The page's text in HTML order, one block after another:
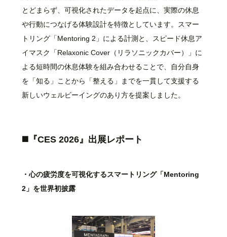
とどまらず、可視化されたデータを起点に、実際の休息
や行動につなげる体験設計を特徴としています。スマー
トリング「Mentoring 2」による計測と、スピード休息ア
イマスク「Relaxonic Cover（リラソニックカバー）」に
よる短時間の休息体験を組み合わせることで、自分自身
を「知る」ことから「整える」までを一貫して支援する
新しいウェルビーイングのあり方を提案しました。
◼️『CES 2026』出展レポート
・心の疲労度を可視化するスマートリング「Mentoring
2」を世界初披露